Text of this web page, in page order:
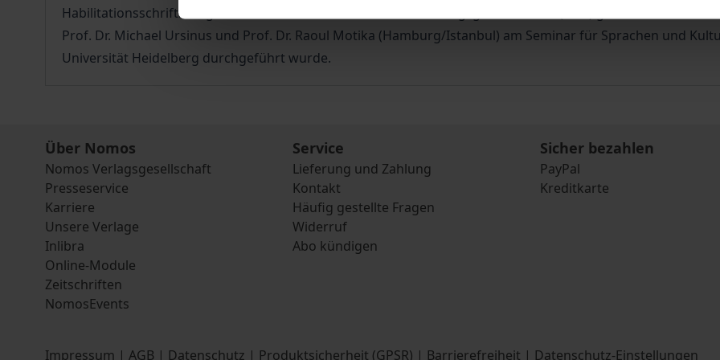
Habilitationsschrift. Sie geht auf ein von der Deutschen Forschungsgemeinschaft (DFG) gefördertes
Prof. Dr. Michael Ursinus und Prof. Dr. Raoul Motika (Hamburg/Istanbul) am Seminar für Sprachen und
Universität Heidelberg durchgeführt wurde.
Über Nomos
Nomos Verlagsgesellschaft
Presseservice
Karriere
Unsere Verlage
Inlibra
Online-Module
Zeitschriften
NomosEvents
Service
Lieferung und Zahlung
Kontakt
Häufig gestellte Fragen
Widerruf
Abo kündigen
Sicher bezahlen
PayPal
Kreditkarte
Impressum | AGB | Datenschutz | Produktsicherheit (GPSR) | Barrierefreiheit | Datenschutz-Einstellungen